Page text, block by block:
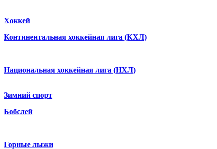
Хоккей
Континентальная хоккейная лига (КХЛ)
Национальная хоккейная лига (НХЛ)
Зимний спорт
Бобслей
Горные лыжи